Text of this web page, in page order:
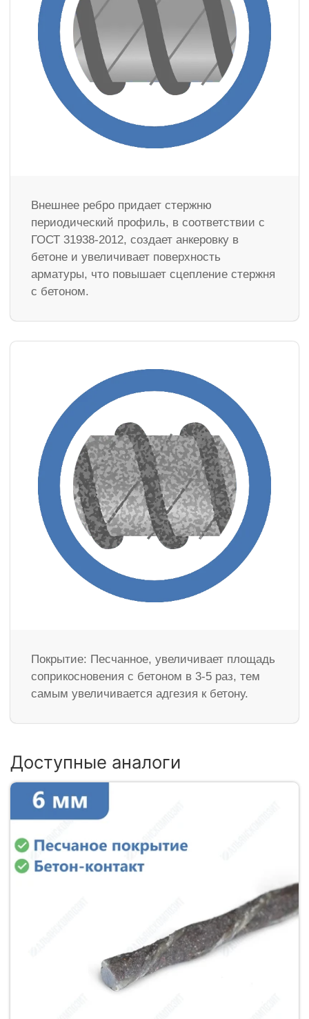
Внешнее ребро придает стержню
периодический профиль, в соответствии с
ГОСТ 31938-2012, создает анкеровку в
бетоне и увеличивает поверхность
арматуры, что повышает сцепление стержня
с бетоном.
Покрытие: Песчанное, увеличивает площадь
соприкосновения с бетоном в 3-5 раз, тем
самым увеличивается адгезия к бетону.
Доступные аналоги